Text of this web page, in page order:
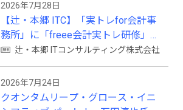
2026年7月28日
【辻・本郷 ITC】「実トレfor会計事
務所」に「freee会計実トレ研修」を
新規追加
辻・本郷 ITコンサルティング株式会社
2026年7月24日
クオンタムリープ・グロース・イニ